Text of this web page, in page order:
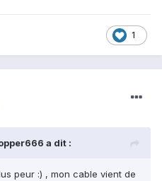
1
a dit :
peur :) , mon cable vient de